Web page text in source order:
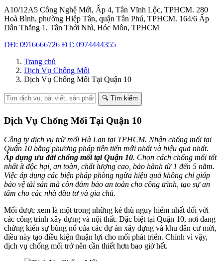
A10/12A5 Công Nghệ Mới, Ấp 4, Tân Vĩnh Lộc, TPHCM. 280
Hoà Bình, phường Hiệp Tân, quận Tân Phú, TPHCM. 164/6 Ấp
Dân Thắng 1, Tân Thới Nhì, Hóc Môn, TPHCM
DĐ: 0916666726 ĐT: 0974444355
Trang chủ
Dịch Vụ Chống Mối
Dịch Vụ Chống Mối Tại Quận 10
🔍 Tìm kiếm
Dịch Vụ Chống Mối Tại Quận 10
Công ty dịch vụ trừ mối Hà Lan tại TPHCM. Nhận chống mối tại
Quận 10 bằng phương pháp tiên tiến mới nhất và hiệu quả nhất.
Áp dụng ưu đãi chống mối tại Quận 10. Chọn cách chống mối tốt
nhất ít độc hại, an toàn, chất lượng cao, bảo hành từ 1 đến 5 năm.
Việc áp dụng các biện pháp phòng ngừa hiệu quả không chỉ giúp
bảo vệ tài sản mà còn đảm bảo an toàn cho công trình, tạo sự an
tâm cho các nhà đầu tư và gia chủ.
Mối được xem là một trong những kẻ thù nguy hiểm nhất đối với
các công trình xây dựng và nội thất. Đặc biệt tại Quận 10, nơi đang
chứng kiến sự bùng nổ của các dự án xây dựng và khu dân cư mới,
điều này tạo điều kiện thuận lợi cho mối phát triển. Chính vì vậy,
dịch vụ chống mối trở nên cần thiết hơn bao giờ hết.